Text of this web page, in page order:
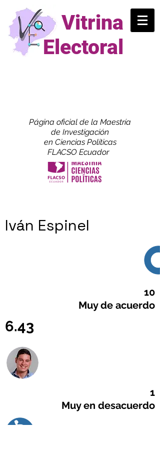
Vitrina
Electoral
Página oficial de la Maestría
de Investigación
en Ciencias Políticas
FLACSO Ecuador
Iván Espinel
10
Muy de acuerdo
6.43
1
Muy en desacuerdo